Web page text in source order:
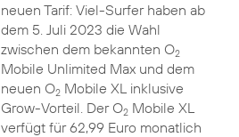
neuen Tarif: Viel-Surfer haben ab
dem 5. Juli 2023 die Wahl
zwischen dem bekannten O2
Mobile Unlimited Max und dem
neuen O2Mobile XL inklusive
Grow-Vorteil. Der O2Mobile XL
verfügt für 62,99 Euro monatlich